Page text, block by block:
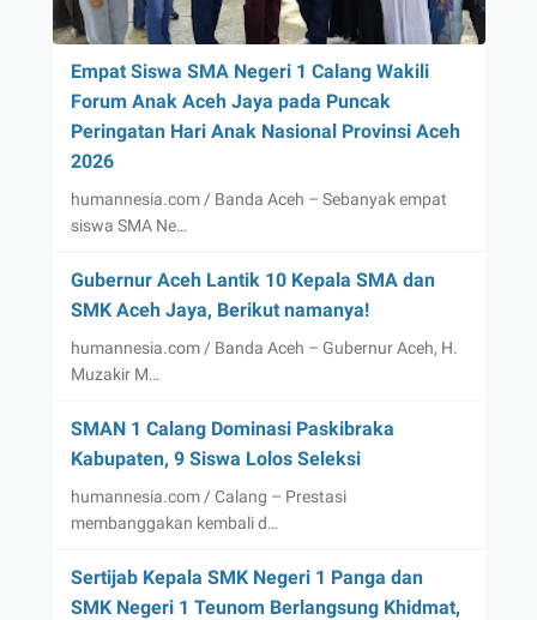
Empat Siswa SMA Negeri 1 Calang Wakili
Forum Anak Aceh Jaya pada Puncak
Peringatan Hari Anak Nasional Provinsi Aceh
2026
humannesia.com / Banda Aceh – Sebanyak empat
siswa SMA Ne…
Gubernur Aceh Lantik 10 Kepala SMA dan
SMK Aceh Jaya, Berikut namanya!
humannesia.com / Banda Aceh – Gubernur Aceh, H.
Muzakir M…
SMAN 1 Calang Dominasi Paskibraka
Kabupaten, 9 Siswa Lolos Seleksi
humannesia.com / Calang – Prestasi
membanggakan kembali d…
Sertijab Kepala SMK Negeri 1 Panga dan
SMK Negeri 1 Teunom Berlangsung Khidmat,